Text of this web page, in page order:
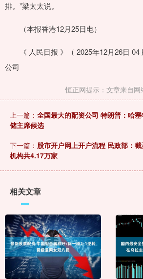
排。”梁太太说。
（本报香港12月25日电）
《 人民日报 》（ 2025年12月26日 04
公司
恒正网提示：文章来自网
上一篇： 全国最大的配资公司 特朗普：哈
储主席候选
下一篇： 股市开户网上开户流程 民政部：
机构共4.17万家
相关文章